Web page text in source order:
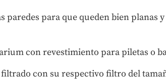
paredes para que queden bien planas
con revestimiento para piletas o
con su respectivo filtro del